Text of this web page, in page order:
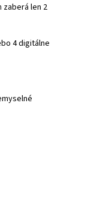
zaberá len 2
4 digitálne